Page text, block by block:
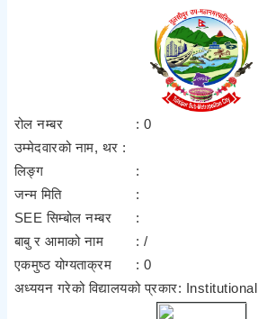
रोल नम्बर
: 0
उम्मेदवारको नाम, थर :
लिङ्ग
:
जन्म मिति
:
SEE सिम्बोल नम्बर
:
बाबु र आमाको नाम
: /
एकमुष्ठ योग्यताक्रम
: 0
अध्ययन गरेको विद्यालयको प्रकार: Institutional